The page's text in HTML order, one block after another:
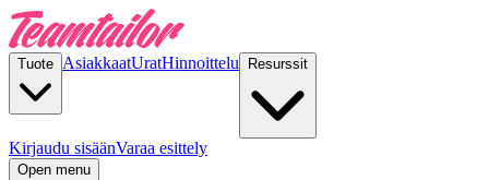
Tuote AsiakkaatUratHinnoittelu Resurssit
Kirjaudu sisäänVaraa esittely
Open menu